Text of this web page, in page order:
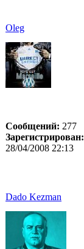
Oleg
Сообщений: 277
Зарегистрирован:
28/04/2008 22:13
Dado Kezman